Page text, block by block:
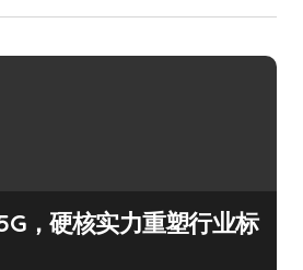
，硬核实力重塑行业标